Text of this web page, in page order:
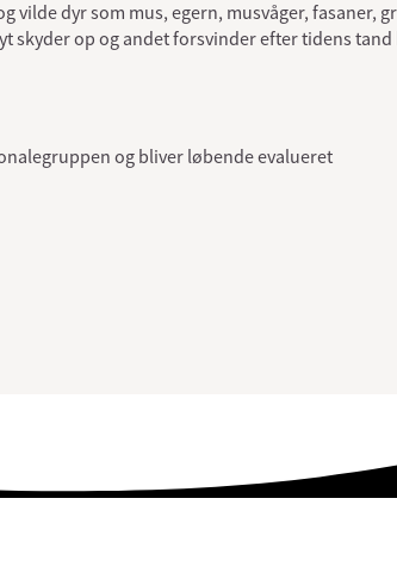
dyr som mus, egern, musvåger, fasaner,
op og andet forsvinder efter tidens tand
og bliver løbende evalueret